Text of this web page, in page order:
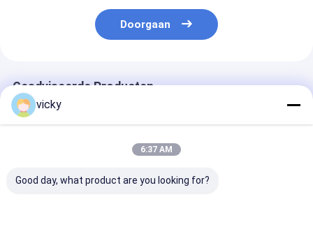
Doorgaan
Geadviseerde Producten
vicky
6:37 AM
Good day, what product are you looking for?